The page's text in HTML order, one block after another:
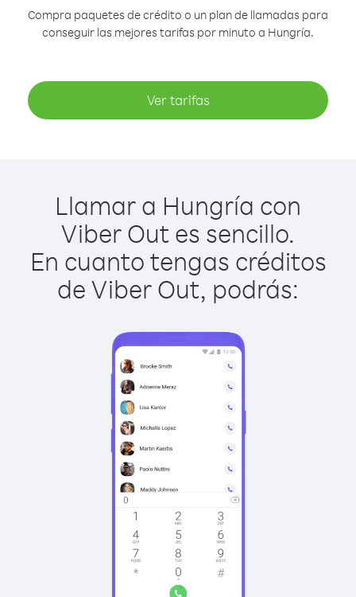
Compra paquetes de crédito o un plan de llamadas para
conseguir las mejores tarifas por minuto a Hungría.
Ver tarifas
Llamar a Hungría con
Viber Out es sencillo.
En cuanto tengas créditos
de Viber Out, podrás: